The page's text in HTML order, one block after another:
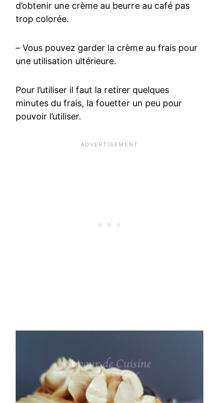
d’obtenir une crème au beurre au café pas
trop colorée.
– Vous pouvez garder la crème au frais pour
une utilisation ultérieure.
Pour l’utiliser il faut la retirer quelques
minutes du frais, la fouetter un peu pour
pouvoir l’utiliser.